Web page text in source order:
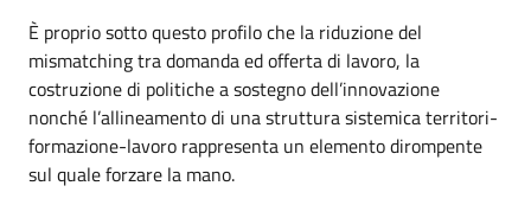
È proprio sotto questo profilo che la riduzione del
mismatching tra domanda ed offerta di lavoro, la
costruzione di politiche a sostegno dell’innovazione
nonché l’allineamento di una struttura sistemica territori-
formazione-lavoro rappresenta un elemento dirompente
sul quale forzare la mano.